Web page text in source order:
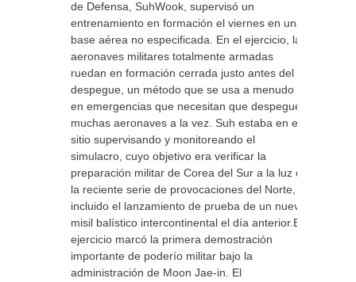
de Defensa, SuhWook, supervisó un
entrenamiento en formación el viernes en una
base aérea no especificada. En el ejercicio, las
aeronaves militares totalmente armadas
ruedan en formación cerrada justo antes del
despegue, un método que se usa a menudo
en emergencias que necesitan que despeguen
muchas aeronaves a la vez. Suh estaba en el
sitio supervisando y monitoreando el
simulacro, cuyo objetivo era verificar la
preparación militar de Corea del Sur a la luz de
la reciente serie de provocaciones del Norte,
incluido el lanzamiento de prueba de un nuevo
misil balístico intercontinental el día anterior.El
ejercicio marcó la primera demostración
importante de poderío militar bajo la
administración de Moon Jae-in. El